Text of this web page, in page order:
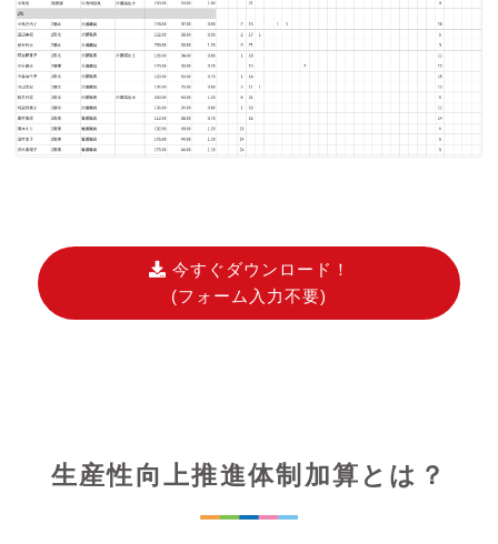
今すぐダウンロード！
(フォーム入力不要)
生産性向上推進体制加算とは？